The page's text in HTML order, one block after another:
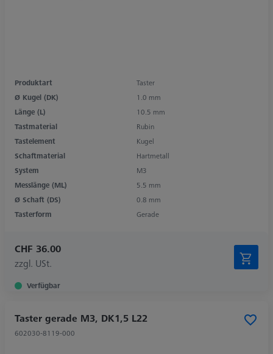
Produktart
Taster
Ø Kugel (DK)
1.0 mm
Länge (L)
10.5 mm
Tastmaterial
Rubin
Tastelement
Kugel
Schaftmaterial
Hartmetall
System
M3
Messlänge (ML)
5.5 mm
Ø Schaft (DS)
0.8 mm
Tasterform
Gerade
CHF 36.00
zzgl. USt.
Verfügbar
Taster gerade M3, DK1,5 L22
602030-8119-000